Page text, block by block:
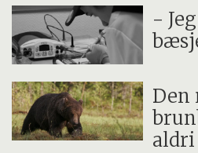
-
Den
aldri